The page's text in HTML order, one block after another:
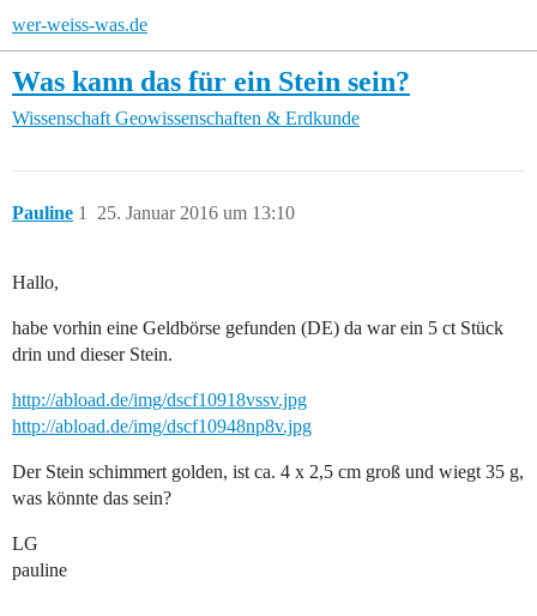
wer-weiss-was.de
Was kann das für ein Stein sein?
Wissenschaft Geowissenschaften & Erdkunde
Pauline 25. Januar 2016 um 13:10
1
Hallo,
habe vorhin eine Geldbörse gefunden (DE) da war ein 5 ct Stück
drin und dieser Stein.
http://abload.de/img/dscf10918vssv.jpg
http://abload.de/img/dscf10948np8v.jpg
Der Stein schimmert golden, ist ca. 4 x 2,5 cm groß und wiegt 35 g,
was könnte das sein?
LG
pauline